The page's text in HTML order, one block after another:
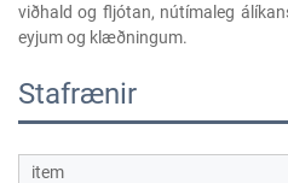
viðhald og fljótan, nútímaleg
eyjum og klæðningum.
Stafrænir
item